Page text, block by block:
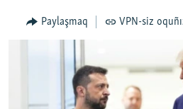
VİDEO
FİKİR
Paylaşmaq VPN-siz